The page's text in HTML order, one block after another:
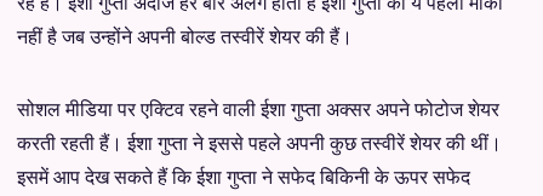
नहीं है जब उन्होंने अपनी बोल्ड तस्वीरें शेयर की हैं।
सोशल मीडिया पर एक्टिव रहने वाली ईशा गुप्ता अक्सर अपने फोटोज शेयर
करती रहती हैं। ईशा गुप्ता ने इससे पहले अपनी कुछ तस्वीरें शेयर की थीं।
इसमें आप देख सकते हैं कि ईशा गुप्ता ने सफेद बिकिनी के ऊपर सफेद